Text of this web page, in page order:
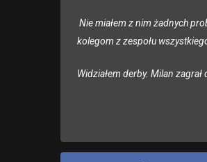
Nie miałem z nim żadnych
kolegom z zespołu
Widziałem derby. Milan